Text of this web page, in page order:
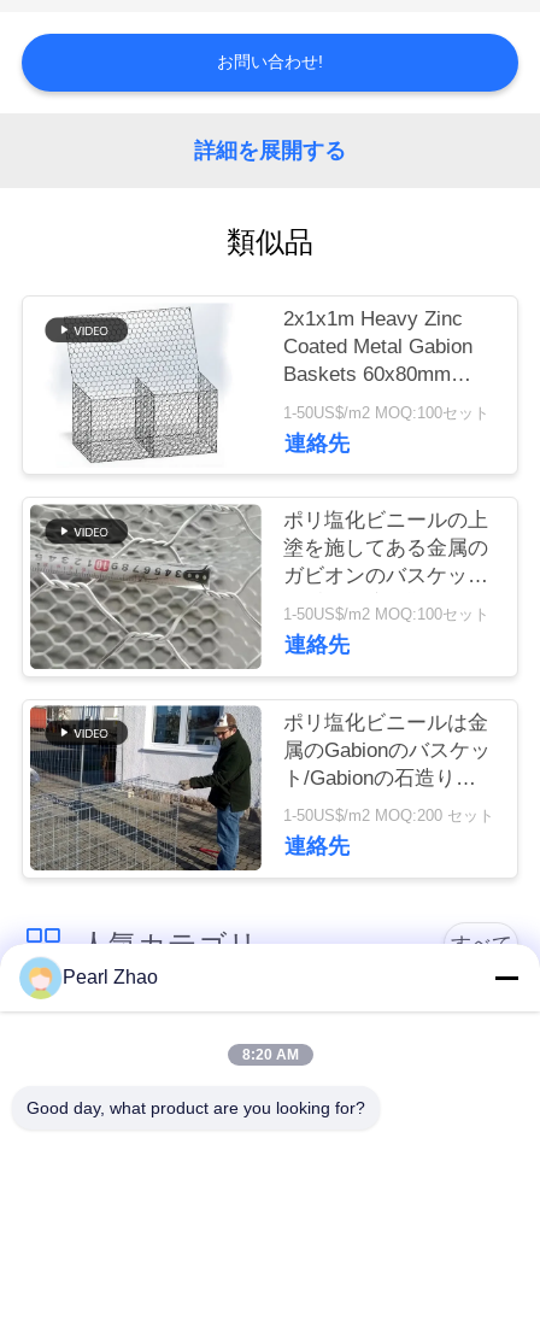
し
い
場
ツ
ア
ー
品
質
管
理
連
絡
お問い合わせ!
詳細を展開する
類似品
2x1x1m Heavy Zinc
Coated Metal Gabion
Baskets 60x80mm
Hexagonal Mesh
1-50US$/m2 MOQ:100セット
連絡先
ポリ塩化ビニールの上
塗を施してある金属の
ガビオンのバスケット
の重い電流を通された
盛土の保護
1-50US$/m2 MOQ:100セット
連絡先
ポリ塩化ビニールは金
属のGabionのバスケッ
ト/Gabionの石造りの
おりの長い寿命に塗り
ました
1-50US$/m2 MOQ:200 セット
連絡先
人気カテゴリ すべて
ュ
Pearl Zhao
8:20 AM
Good day, what product are you looking for?